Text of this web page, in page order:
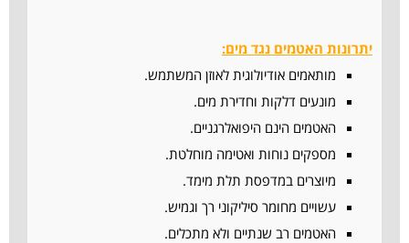
יתרונות האטמים נגד מים:
מותאמים אודיולוגית לאוזן המשתמש.
מונעים דלקות וחדירת מים.
האטמים הינם היפואלרגניים.
מספקים נוחות ואטימה מוחלטת.
מיוצרים במדפסת תלת מימד.
עשויים מחומר סיליקוני רך וגמיש.
האטמים רב שנתיים ולא מתכלים.